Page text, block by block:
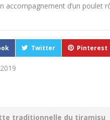
accompagnement d’un poulet
Twitter Pinterest
traditionnelle du tiramisu